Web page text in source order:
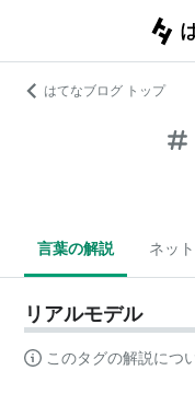
はてなブログ トップ
言葉の解説 ネッ
リアルモデル
このタグの解説につ